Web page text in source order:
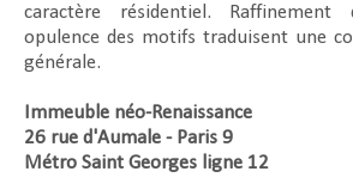
caractère résidentiel. Raffinement
opulence des motifs traduisent une
générale.
Immeuble néo-Renaissance
26 rue d'Aumale - Paris 9
Métro Saint Georges ligne 12